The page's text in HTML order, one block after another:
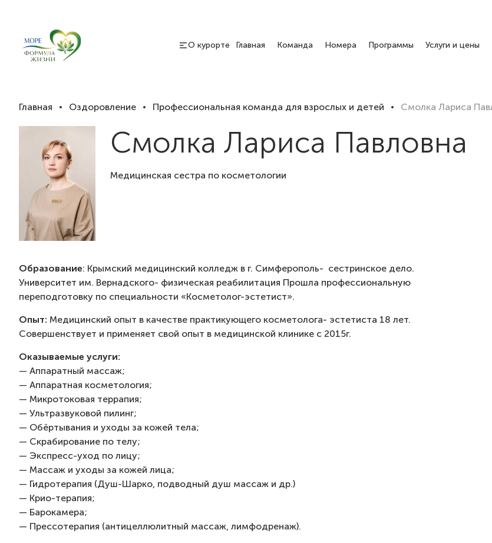
О курорте Главная Команда Номера Программы Услуги и цены
Главная Оздоровление Профессиональная команда для взрослых и детей Смолка Лариса
Смолка Лариса Павловна
Медицинская сестра по косметологии
Образование: Крымский медицинский колледж в г. Симферополь- сестринское дело.
Университет им. Вернадского- физическая реабилитация Прошла профессиональную
переподготовку по специальности «Косметолог-эстетист».
Опыт: Медицинский опыт в качестве практикующего косметолога- эстетиста 18 лет.
Совершенствует и применяет свой опыт в медицинской клинике с 2015г.
Оказываемые услуги:
— Аппаратный массаж;
— Аппаратная косметология;
— Микротоковая террапия;
— Ультразвуковой пилинг;
— Обёртывания и уходы за кожей тела;
— Скрабирование по телу;
— Экспресс-уход по лицу;
— Массаж и уходы за кожей лица;
— Гидротерапия (Душ-Шарко, подводный душ массаж и др.)
— Крио-терапия;
— Барокамера;
— Прессотерапия (антицеллюлитный массаж, лимфодренаж).